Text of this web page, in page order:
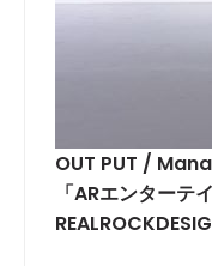
OUT PUT /
「ARエンター